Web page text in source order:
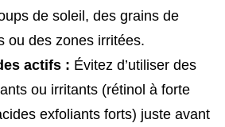
de soleil, des grains de
ou des zones irritées.
actifs : Évitez d’utiliser des
ou irritants (rétinol à forte
exfoliants forts) juste avant